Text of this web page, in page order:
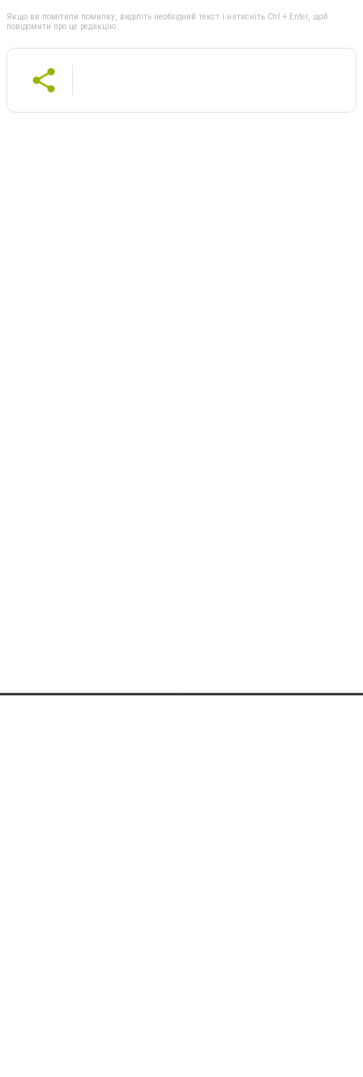
Якщо ви помітили помилку, виділіть необхідний текст і натисніть Ctrl + Enter, щоб
повідомити про це редакцію